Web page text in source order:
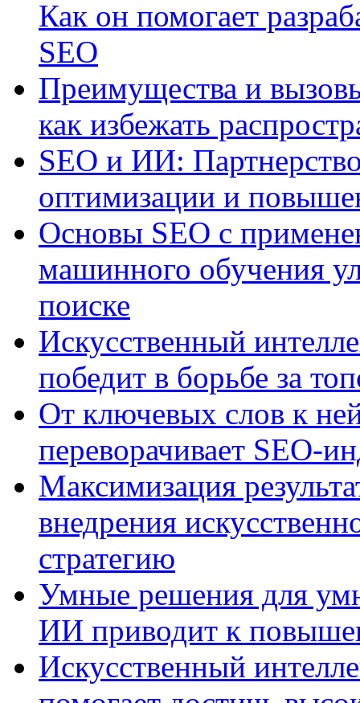
Как он помогает
SEO
Преимущества и
как избежать
SEO и ИИ:
оптимизации и
Основы SEO с
машинного обучения
поиске
Искусственный
победит в борьбе за
От ключевых слов к
переворачивает SEO-
Максимизация
внедрения
стратегию
Умные решения для
ИИ приводит к
Искусственный